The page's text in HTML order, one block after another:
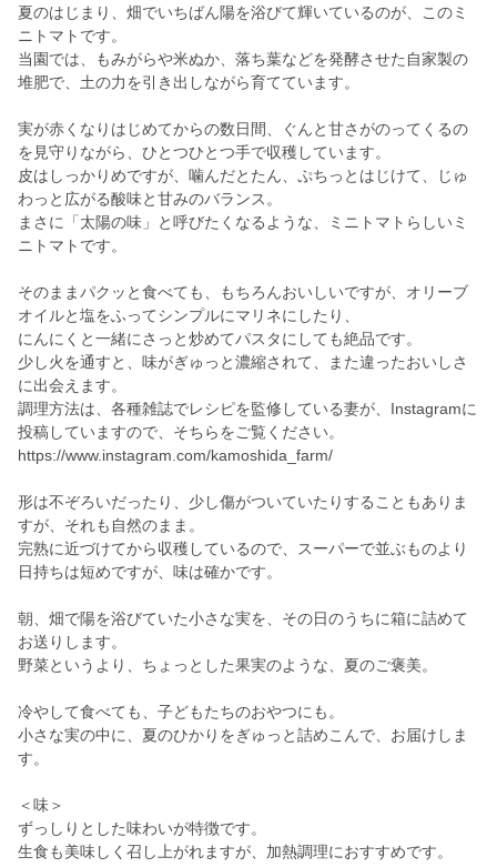
夏のはじまり、畑でいちばん陽を浴びて輝いているのが、このミ
ニトマトです。
当園では、もみがらや米ぬか、落ち葉などを発酵させた自家製の
堆肥で、土の力を引き出しながら育てています。
実が赤くなりはじめてからの数日間、ぐんと甘さがのってくるの
を見守りながら、ひとつひとつ手で収穫しています。
皮はしっかりめですが、噛んだとたん、ぷちっとはじけて、じゅ
わっと広がる酸味と甘みのバランス。
まさに「太陽の味」と呼びたくなるような、ミニトマトらしいミ
ニトマトです。
そのままパクッと食べても、もちろんおいしいですが、オリーブ
オイルと塩をふってシンプルにマリネにしたり、
にんにくと一緒にさっと炒めてパスタにしても絶品です。
少し火を通すと、味がぎゅっと濃縮されて、また違ったおいしさ
に出会えます。
調理方法は、各種雑誌でレシピを監修している妻が、Instagramに
投稿していますので、そちらをご覧ください。
https://www.instagram.com/kamoshida_farm/
形は不ぞろいだったり、少し傷がついていたりすることもありま
すが、それも自然のまま。
完熟に近づけてから収穫しているので、スーパーで並ぶものより
日持ちは短めですが、味は確かです。
朝、畑で陽を浴びていた小さな実を、その日のうちに箱に詰めて
お送りします。
野菜というより、ちょっとした果実のような、夏のご褒美。
冷やして食べても、子どもたちのおやつにも。
小さな実の中に、夏のひかりをぎゅっと詰めこんで、お届けしま
す。
＜味＞
ずっしりとした味わいが特徴です。
生食も美味しく召し上がれますが、加熱調理におすすめです。